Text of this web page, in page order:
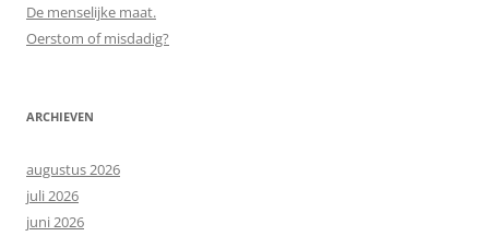
De menselijke maat.
Oerstom of misdadig?
ARCHIEVEN
augustus 2026
juli 2026
juni 2026